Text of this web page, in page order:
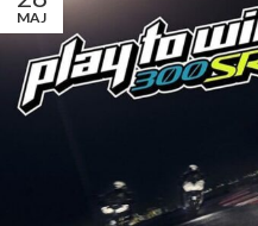
MAJ